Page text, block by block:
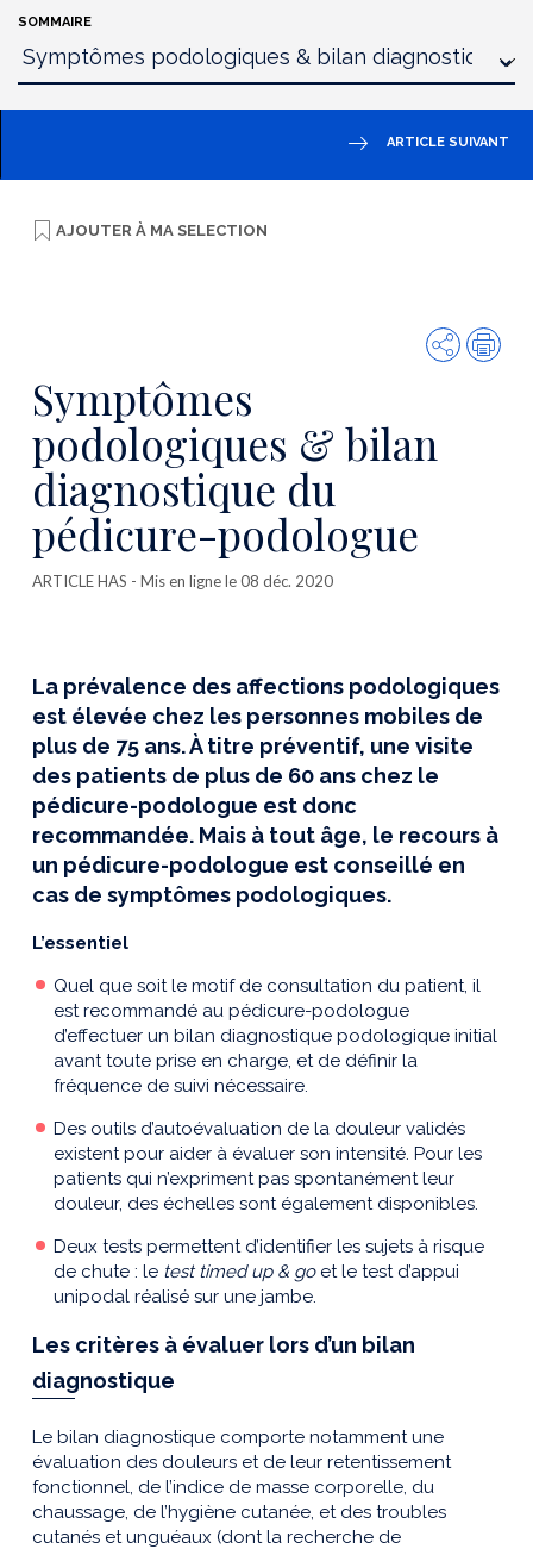
SOMMAIRE
ARTICLE SUIVANT
AJOUTER À MA SELECTION
Partager
Symptômes
podologiques & bilan
diagnostique du
pédicure-podologue
ARTICLE HAS - Mis en ligne le 08 déc. 2020
La prévalence des affections podologiques
est élevée chez les personnes mobiles de
plus de 75 ans. À titre préventif, une visite
des patients de plus de 60 ans chez le
pédicure-podologue est donc
recommandée. Mais à tout âge, le recours à
un pédicure-podologue est conseillé en
cas de symptômes podologiques.
L’essentiel
Quel que soit le motif de consultation du patient, il
est recommandé au pédicure-podologue
d’effectuer un bilan diagnostique podologique initial
avant toute prise en charge, et de définir la
fréquence de suivi nécessaire.
Des outils d’autoévaluation de la douleur validés
existent pour aider à évaluer son intensité. Pour les
patients qui n’expriment pas spontanément leur
douleur, des échelles sont également disponibles.
Deux tests permettent d’identifier les sujets à risque
de chute : le test timed up & goet le test d’appui
unipodal réalisé sur une jambe.
Les critères à évaluer lors d’un bilan
diagnostique
Le bilan diagnostique comporte notamment une
évaluation des douleurs et de leur retentissement
fonctionnel, de l’indice de masse corporelle, du
chaussage, de l’hygiène cutanée, et des troubles
cutanés et unguéaux (dont la recherche de